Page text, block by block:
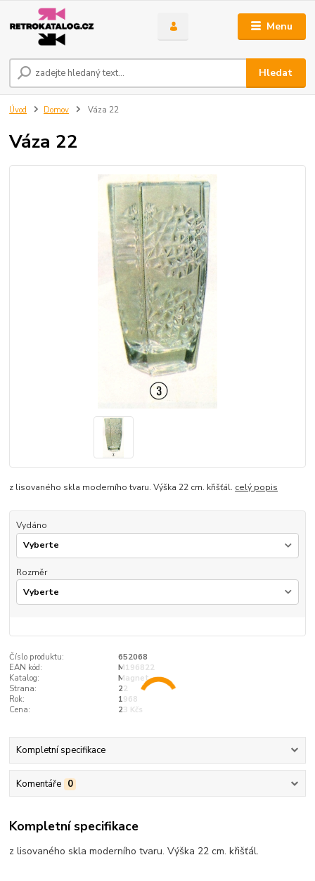
Menu
Hledat
Úvod Domov Váza 22
Váza 22
z lisovaného skla moderního tvaru. Výška 22 cm. křišťál. celý popis
Vydáno
Rozměr
Číslo produktu:
652068
EAN kód:
M196822
Katalog:
Magnet
Strana:
22
Rok:
1968
Cena:
23 Kčs
Kompletní specifikace
Komentáře 0
Kompletní specifikace
z lisovaného skla moderního tvaru. Výška 22 cm. křišťál.